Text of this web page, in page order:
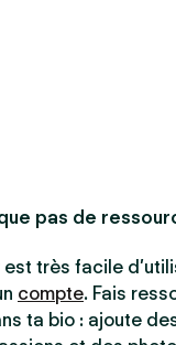
pas de
est très facile
compte. Fais
ta bio : ajoute